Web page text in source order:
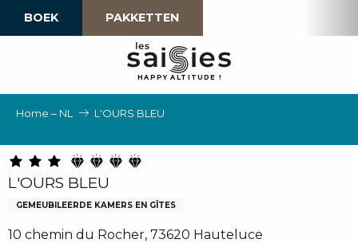
BOEK PAKKETTEN
HAPPY ALTI TU D E !
Home – NL L'OURS BLEU
L'OURS BLEU
GEMEUBILEERDE KAMERS EN GÎTES
10 chemin du Rocher, 73620 Hauteluce